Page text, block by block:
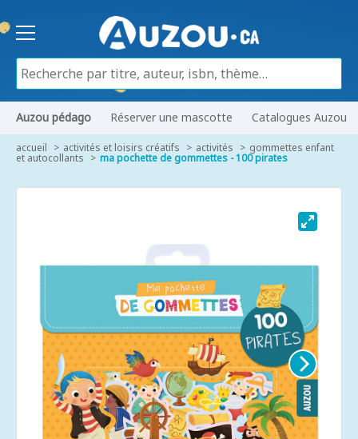
Auzou pédago Réserver une mascotte Catalogues Auzou
accueil activités et loisirs créatifs activités gommettes enfant
et autocollants ma pochette de gommettes - 100 pirates